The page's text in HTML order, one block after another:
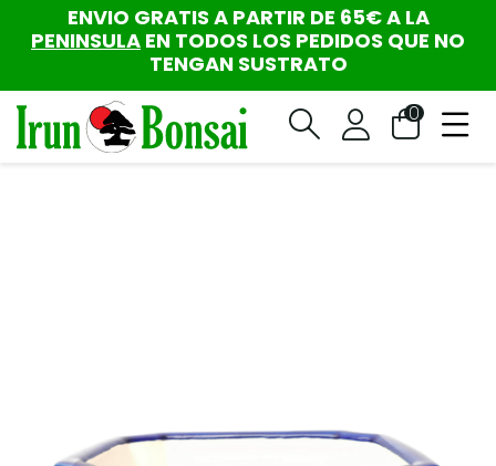
ENVIO GRATIS A PARTIR DE 65€ A LA
PENINSULA EN TODOS LOS PEDIDOS QUE NO
TENGAN SUSTRATO
0